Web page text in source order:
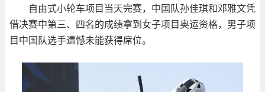
自由式小轮车项目当天完赛，中国队孙佳琪和邓雅文凭
借决赛中第三、四名的成绩拿到女子项目奥运资格，男子项
目中国队选手遗憾未能获得席位。